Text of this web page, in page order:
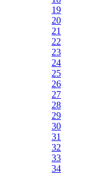
19
20
21
22
23
24
25
26
27
28
29
30
31
32
33
34